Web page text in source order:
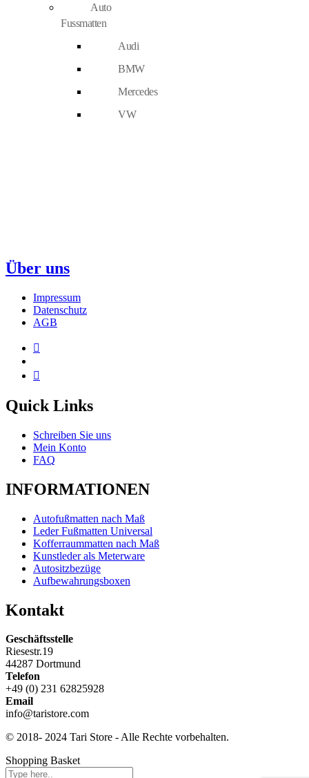
Auto
Fussmatten
Audi
BMW
Mercedes
VW
Über uns
Impressum
Datenschutz
AGB
Quick Links
Schreiben Sie uns
Mein Konto
FAQ
INFORMATIONEN
Autofußmatten nach Maß
Leder Fußmatten Universal
Kofferraummatten nach Maß
Kunstleder als Meterware
Autositzbezüge
Aufbewahrungsboxen
Kontakt
Geschäftsstelle
Riesestr.19
44287 Dortmund
Telefon
+49 (0) 231 62825928
Email
info@taristore.com
© 2018- 2024 Tari Store - Alle Rechte vorbehalten.
Shopping Basket